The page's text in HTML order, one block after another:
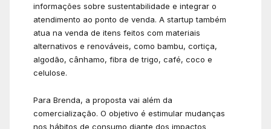
informações sobre sustentabilidade e integrar o
atendimento ao ponto de venda. A startup também
atua na venda de itens feitos com materiais
alternativos e renováveis, como bambu, cortiça,
algodão, cânhamo, fibra de trigo, café, coco e
celulose.
Para Brenda, a proposta vai além da
comercialização. O objetivo é estimular mudanças
nos hábitos de consumo diante dos impactos